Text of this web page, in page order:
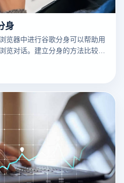
身
览器中进行谷歌分身可以帮助用
览对话。建立分身的方法比较简
浏览器，然后点击右上角的客户
客户”。接下来，根据提示设置
以在不同的窗口随意切换每个分
个功能，用户可以更方便地组织